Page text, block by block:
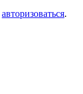
авторизоваться.